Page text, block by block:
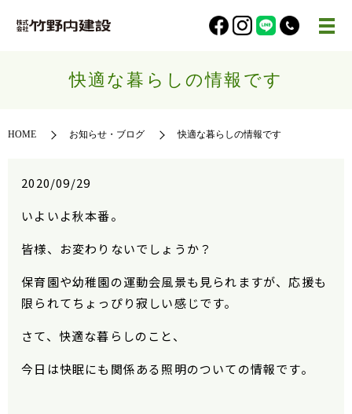
快適な暮らしの情報です
HOME お知らせ・ブログ 快適な暮らしの情報です
2020/09/29
いよいよ秋本番。
皆様、お変わりないでしょうか？
保育園や幼稚園の運動会風景も見られますが、応援も
限られてちょっぴり寂しい感じです。
さて、快適な暮らしのこと、
今日は快眠にも関係ある照明のついての情報です。